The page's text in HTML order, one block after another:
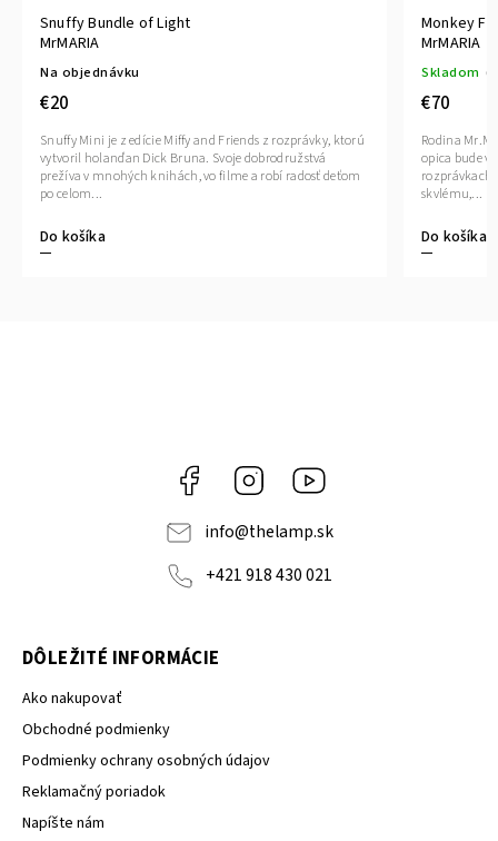
Snuffy Bundle of Light
MrMARIA
Na objednávku
€20
Do košíka
Snuffy Mini je z edície Miffy and Friends z rozprávky, ktorú
vytvoril holanďan Dick Bruna. Svoje dobrodružstvá
prežíva v mnohých knihách, vo filme a robí radosť deťom
po celom...
Monkey
MrMARIA
Skladom
€70
Do košíka
Rodina
opica bude
rozprávkach
skvlému,...
Facebook Instagram
info@thelamp.sk
+421 918 430 021
DÔLEŽITÉ INFORMÁCIE
Ako nakupovať
Obchodné podmienky
Podmienky ochrany osobných údajov
Reklamačný poriadok
Napíšte nám